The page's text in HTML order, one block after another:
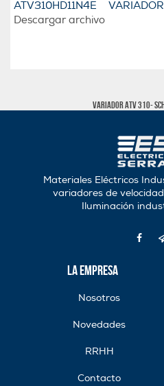
ATV310HD11N4E
Descargar archivo
Variador ATV 310-
Materiales Eléctricos
variadores de
Iluminación
La Empresa
Nosotros
Novedades
RRHH
Contacto